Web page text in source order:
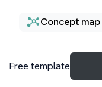
Concept map
About
Free template